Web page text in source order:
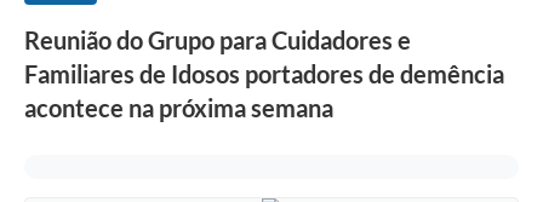
Cadastros Culturais
Lei Paulo Gustavo
Reunião do Grupo para Cuidadores e
Familiares de Idosos portadores de demência
acontece na próxima semana